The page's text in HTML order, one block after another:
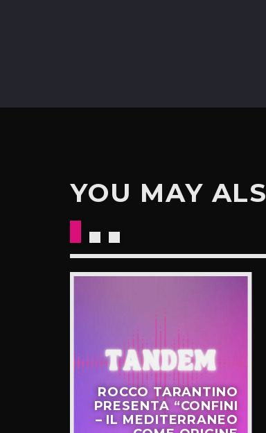
YOU MAY
ROCCO TARANTINO
PRESENTA “CONFINI
– IL MEDITERRANEO